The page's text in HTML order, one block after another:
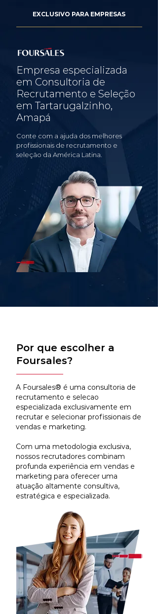
EXCLUSIVO PARA EMPRESAS
Empresa especializada
em Consultoria de
Recrutamento e Seleção
em Tartarugalzinho,
Amapá
Conte com a ajuda dos melhores
profissionais de recrutamento e
seleção da América Latina.
Por que escolher a
Foursales?
A Foursales® é uma consultoria de
recrutamento e selecao
especializada exclusivamente em
recrutar e selecionar profissionais de
vendas e marketing.
Com uma metodologia exclusiva,
nossos recrutadores combinam
profunda experiência em vendas e
marketing para oferecer uma
atuação altamente consultiva,
estratégica e especializada.